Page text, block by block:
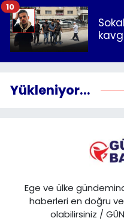
10
Yükleniyor...
Ege ve ülke
haberleri en doğru
olabilirsiniz /